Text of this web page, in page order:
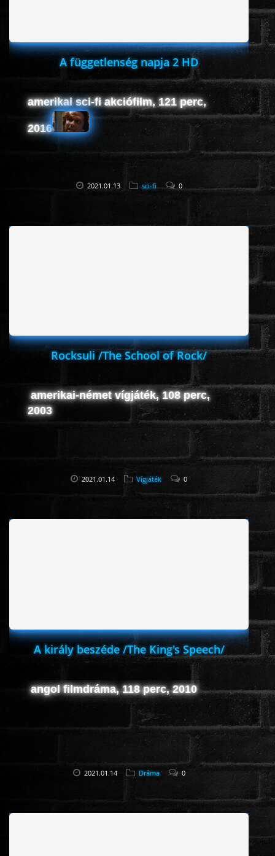
A függetlenség napja 2 HD
amerikai sci-fi akciófilm, 121 perc,
2016
2021.01.13 sci-fi 0
Rocksuli /The School of Rock/
amerikai-német vígjáték, 108 perc,
2003
2021.01.14 Vígjáték 0
A király beszéde /The King's Speech/
angol filmdráma, 118 perc, 2010
2021.01.14 Dráma 0